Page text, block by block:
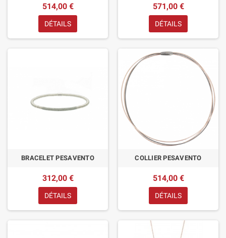
514,00 €
DÉTAILS
571,00 €
DÉTAILS
BRACELET PESAVENTO
312,00 €
DÉTAILS
COLLIER PESAVENTO
514,00 €
DÉTAILS